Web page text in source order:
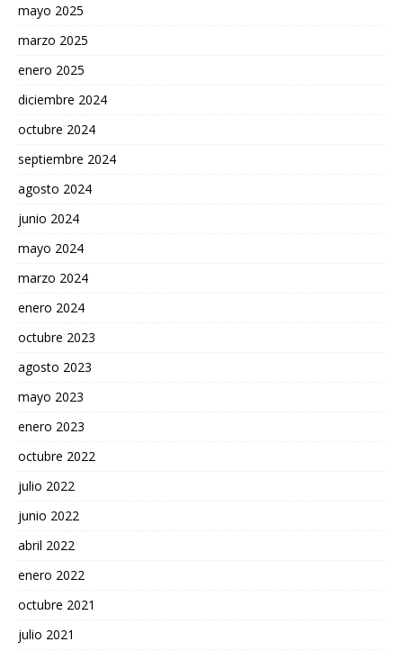
mayo 2025
marzo 2025
enero 2025
diciembre 2024
octubre 2024
septiembre 2024
agosto 2024
junio 2024
mayo 2024
marzo 2024
enero 2024
octubre 2023
agosto 2023
mayo 2023
enero 2023
octubre 2022
julio 2022
junio 2022
abril 2022
enero 2022
octubre 2021
julio 2021